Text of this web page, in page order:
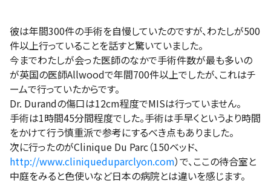
彼は年間300件の手術を自慢していたのですが、わたしが500
件以上行っていることを話すと驚いていました。
今までわたしが会った医師のなかで手術件数が最も多いの
が英国の医師Allwoodで年間700件以上でしたが、これはチ
ームで行っていたからです。
Dr. Durandの傷口は12cm程度でMISは行っていません。
手術は1時間45分間程度でした。手術は手早くというより時間
をかけて行う慎重派で参考にするべき点もありました。
次に行ったのがClinique Du Parc（150ベッド、
http://www.cliniqueduparclyon.com）で、ここの待合室と
中庭をみると色使いなど日本の病院とは違いを感じます。